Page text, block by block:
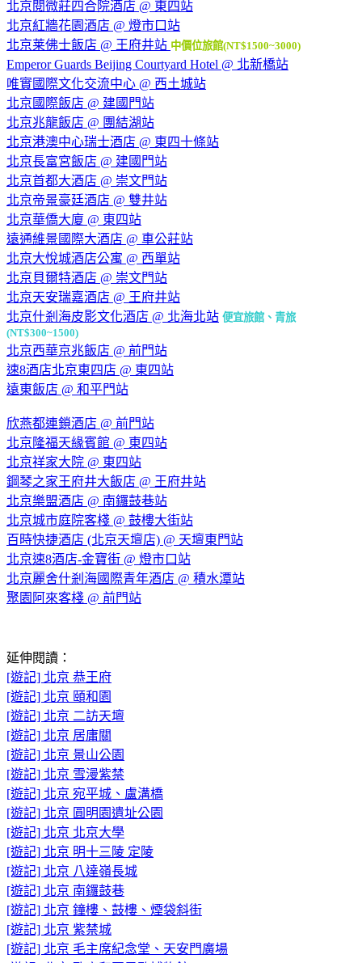
北京閱微莊四合院酒店 @ 東四站
北京紅牆花園酒店 @ 燈市口站
北京莱佛士飯店 @ 王府井站 中價位旅館(NT$1500~3000)
Emperor Guards Beijing Courtyard Hotel @ 北新橋站
唯實國際文化交流中心 @ 西土城站
北京國際飯店 @ 建國門站
北京兆龍飯店 @ 團結湖站
北京港澳中心瑞士酒店 @ 東四十條站
北京長富宮飯店 @ 建國門站
北京首都大酒店 @ 崇文門站
北京帝景豪廷酒店 @ 雙井站
北京華僑大廈 @ 東四站
遠通維景國際大酒店 @ 車公莊站
北京大悅城酒店公寓 @ 西單站
北京貝爾特酒店 @ 崇文門站
北京天安瑞嘉酒店 @ 王府井站
北京什剎海皮影文化酒店 @ 北海北站 便宜旅館、青旅
(NT$300~1500)
北京西華京兆飯店 @ 前門站
速8酒店北京東四店 @ 東四站
遠東飯店 @ 和平門站
欣燕都連鎖酒店 @ 前門站
北京隆福天緣賓館 @ 東四站
北京祥家大院 @ 東四站
鋼琴之家王府井大飯店 @ 王府井站
北京樂盟酒店 @ 南鑼鼓巷站
北京城市庭院客棧 @ 鼓樓大街站
百時快捷酒店 (北京天壇店) @ 天壇東門站
北京速8酒店-金寶街 @ 燈市口站
北京麗舍什剎海國際青年酒店 @ 積水潭站
聚園阿來客棧 @ 前門站
延伸閱讀：
[遊記] 北京 恭王府
[遊記] 北京 頤和園
[遊記] 北京 二訪天壇
[遊記] 北京 居庸關
[遊記] 北京 景山公園
[遊記] 北京 雪漫紫禁
[遊記] 北京 宛平城、盧溝橋
[遊記] 北京 圓明園遺址公園
[遊記] 北京 北京大學
[遊記] 北京 明十三陵 定陵
[遊記] 北京 八達嶺長城
[遊記] 北京 南鑼鼓巷
[遊記] 北京 鐘樓、鼓樓、煙袋斜街
[遊記] 北京 紫禁城
[遊記] 北京 毛主席紀念堂、天安門廣場